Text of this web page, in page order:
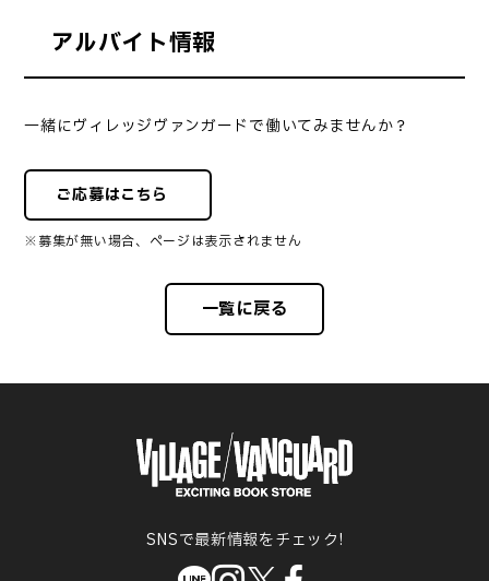
アルバイト情報
一緒にヴィレッジヴァンガードで働いてみませんか？
ご応募はこちら
※募集が無い場合、ページは表示されません
一覧に戻る
SNSで最新情報をチェック!